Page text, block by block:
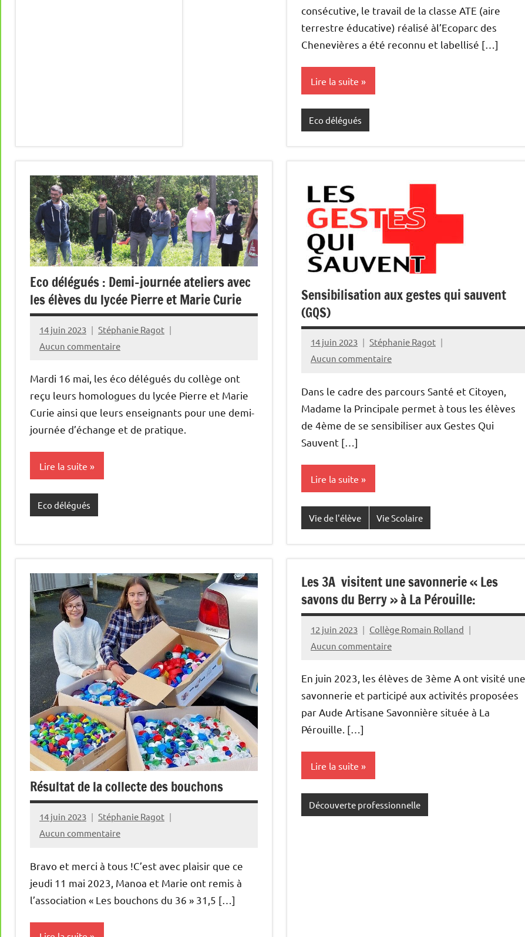
consécutive, le travail de la classe ATE (aire
terrestre éducative) réalisé àl’Ecoparc des
Chenevières a été reconnu et labellisé […]
Lire la suite
Eco délégués
Eco délégués : Demi-journée ateliers avec
les élèves du lycée Pierre et Marie Curie
14 juin 2023
Stéphanie Ragot
Aucun commentaire
Mardi 16 mai, les éco délégués du collège ont
reçu leurs homologues du lycée Pierre et Marie
Curie ainsi que leurs enseignants pour une demi-
journée d’échange et de pratique.
Lire la suite
Eco délégués
Sensibilisation aux gestes qui sauvent
(GQS)
14 juin 2023
Stéphanie Ragot
Aucun commentaire
Dans le cadre des parcours Santé et Citoyen,
Madame la Principale permet à tous les élèves
de 4ème de se sensibiliser aux Gestes Qui
Sauvent […]
Lire la suite
Vie de l'élève Vie Scolaire
Résultat de la collecte des bouchons
14 juin 2023
Stéphanie Ragot
Aucun commentaire
Bravo et merci à tous !C’est avec plaisir que ce
jeudi 11 mai 2023, Manoa et Marie ont remis à
l’association « Les bouchons du 36 » 31,5 […]
Les 3A visitent une savonnerie « Les
savons du Berry » à La Pérouille:
12 juin 2023
Collège Romain Rolland
Aucun commentaire
En juin 2023, les élèves de 3ème A ont visité une
savonnerie et participé aux activités proposées
par Aude Artisane Savonnière située à La
Pérouille. […]
Lire la suite
Découverte professionnelle